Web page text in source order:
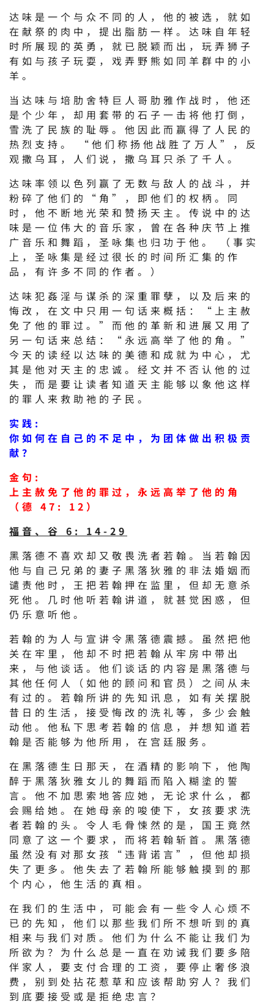
达味是一个与众不同的人，他的被选，就如
在献祭的肉中，提出脂肪一样。达味自年轻
时所展现的英勇，就已脱颖而出，玩弄狮子
有如与孩子玩耍，戏弄野熊如同羊群中的小
羊。
当达味与培肋舍特巨人哥肋雅作战时，他还
是个少年，却用套带的石子一击将他打倒，
雪洗了民族的耻辱。他因此而赢得了人民的
热烈支持。 “他们称扬他战胜了万人”，反
观撒乌耳，人们说，撒乌耳只杀了千人。
达味率领以色列赢了无数与敌人的战斗，并
粉碎了他们的“角”，即他们的权柄。同
时，他不断地光荣和赞扬天主。传说中的达
味是一位伟大的音乐家，曾在各种庆节上推
广音乐和舞蹈，圣咏集也归功于他。 （事实
上，圣咏集是经过很长的时间所汇集的作
品，有许多不同的作者。）
达味犯姦淫与谋杀的深重罪孽，以及后来的
悔改，在文中只用一句话来概括：“上主赦
免了他的罪过。”而他的革新和进展又用了
另一句话来总结：“永远高举了他的角。”
今天的读经以达味的美德和成就为中心，尤
其是他对天主的忠诚。经文并不否认他的过
失，而是要让读者知道天主能够以象他这样
的罪人来救助祂的子民。
实践:
你如何在自己的不足中，为团体做出积极贡
献？
金句:
上主赦免了他的罪过，永远高举了他的角
（德 47: 12）
福音、谷 6: 14-29
黑落德不喜欢却又敬畏洗者若翰。当若翰因
他与自己兄弟的妻子黑落狄雅的非法婚姻而
谴责他时，王把若翰押在监里，但却无意杀
死他。几时他听若翰讲道，就甚觉困惑，但
仍乐意听他。
若翰的为人与宣讲令黑落德震撼。虽然把他
关在牢里，他却不时把若翰从牢房中带出
来，与他谈话。他们谈话的内容是黑落德与
其他任何人（如他的顾问和官员）之间从未
有过的。若翰所讲的先知讯息，如有关摆脱
昔日的生活，接受悔改的洗礼等，多少会触
动他。他私下思考若翰的信息，并想知道若
翰是否能够为他所用，在宫廷服务。
在黑落德生日那天，在酒精的影响下，他陶
醉于黑落狄雅女儿的舞蹈而陷入糊塗的誓
言。他不加思索地答应她，无论求什么，都
会赐给她。在她母亲的唆使下，女孩要求洗
者若翰的头。令人毛骨悚然的是，国王竟然
同意了这一个要求，而将若翰斩首。黑落德
虽然没有对那女孩“违背诺言”，但他却损
失了更多。他失去了若翰所能够触摸到的那
个内心，他生活的真相。
在我们的生活中，可能会有一些令人心烦不
已的先知，他们以那些我们所不想听到的真
相来与我们对质。他们为什么不能让我们为
所欲为？为什么总是一直在劝诫我们要多陪
伴家人，要支付合理的工资，要停止奢侈浪
费，别到处拈花惹草和应该帮助穷人？我们
到底要接受或是拒绝忠言？